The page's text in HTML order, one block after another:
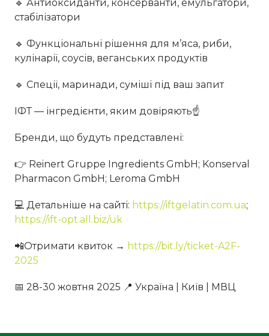
🔹 Антиоксиданти, консерванти, емульгатори,
стабілізатори
🔹 Функціональні рішення для м’яса, риби,
кулінарії, соусів, веганських продуктів
🔹 Спеції, маринади, суміші під ваш запит
ІФТ — інгредієнти, яким довіряють☝
Бренди, що будуть представлені:
👉 Reinert Gruppe Ingredients GmbH; Konserval
Pharmacon GmbH; Leroma GmbH
💻 Детальніше на сайті: https://iftgelatin.com.ua;
https://ift-opt.all.biz/uk
📲Отримати квиток → https://bit.ly/ticket-A2F-
2025
📅 28-30 жовтня 2025 📍 Україна | Київ | МВЦ